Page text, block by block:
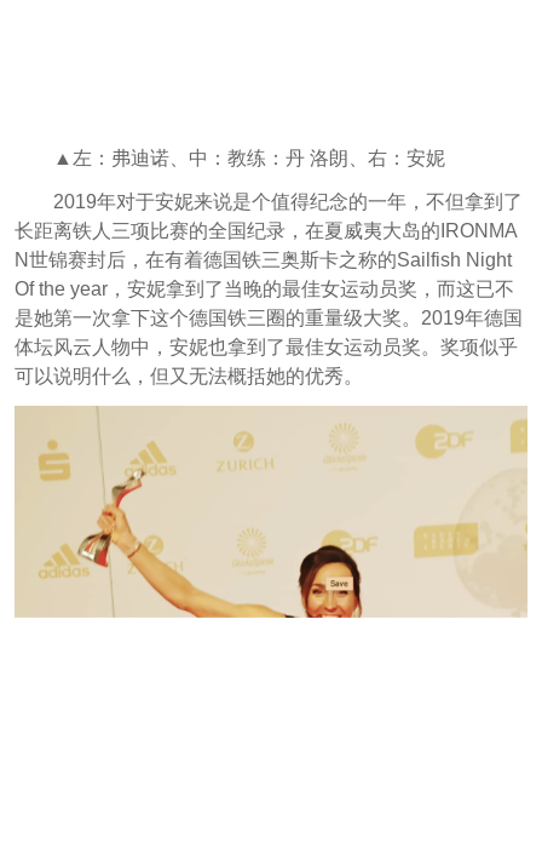
▲左：弗迪诺、中：教练：丹 洛朗、右：安妮
2019年对于安妮来说是个值得纪念的一年，不但拿到了
长距离铁人三项比赛的全国纪录，在夏威夷大岛的IRONMA
N世锦赛封后，在有着德国铁三奥斯卡之称的Sailfish Night
Of the year，安妮拿到了当晚的最佳女运动员奖，而这已不
是她第一次拿下这个德国铁三圈的重量级大奖。2019年德国
体坛风云人物中，安妮也拿到了最佳女运动员奖。奖项似乎
可以说明什么，但又无法概括她的优秀。